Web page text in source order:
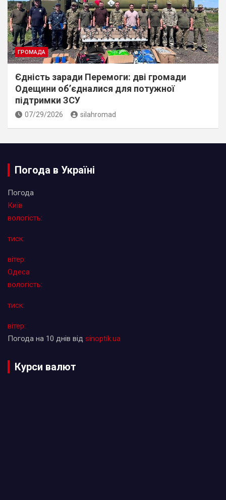
ГРОМАДА
Єдність заради Перемоги: дві громади
Одещини об’єдналися для потужної
підтримки ЗСУ
07/29/2026 silahromad
Погода в Україні
Погода
Київ
вологість:
тиск:
вітер:
Одеса
вологість:
тиск:
вітер:
Погода на 10 днів від sinoptik.ua
Курси валют